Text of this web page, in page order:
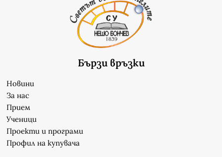
Бързи връзки
Новини
За нас
Прием
Ученици
Проекти и програми
Профил на купувача